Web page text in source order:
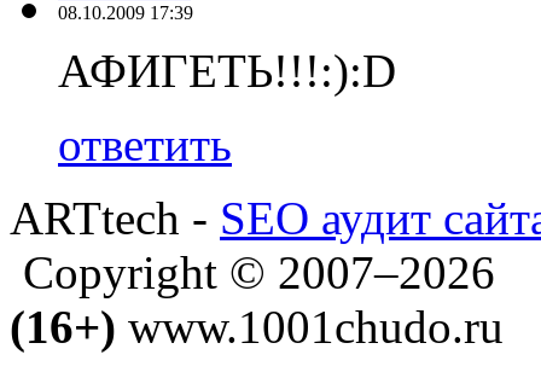
08.10.2009 17:39
АФИГЕТЬ!!!:):D
ответить
ARTtech - SEO аудит
Copyright © 2007–2026
(16+) www.1001chudo.ru